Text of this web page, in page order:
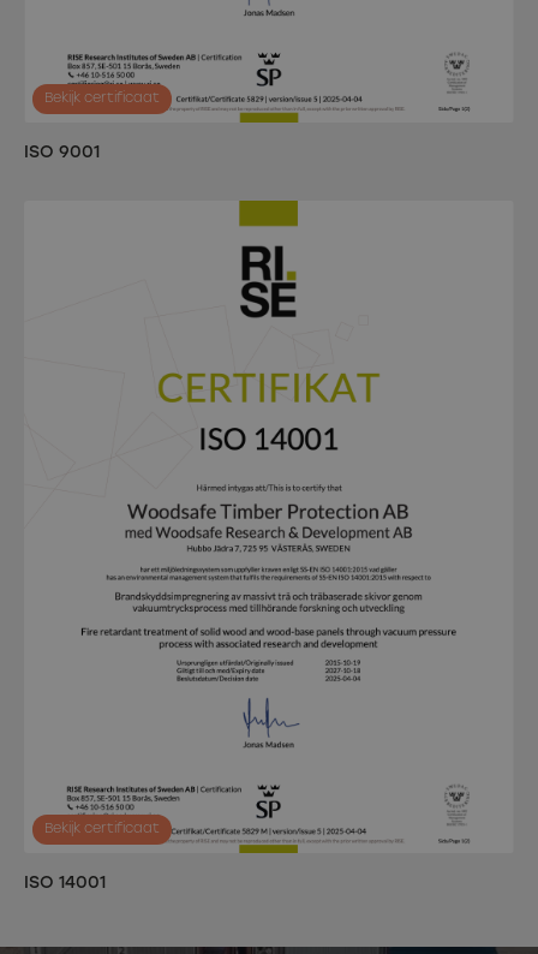
Bekijk certificaat
ISO 9001
Bekijk certificaat
ISO 14001